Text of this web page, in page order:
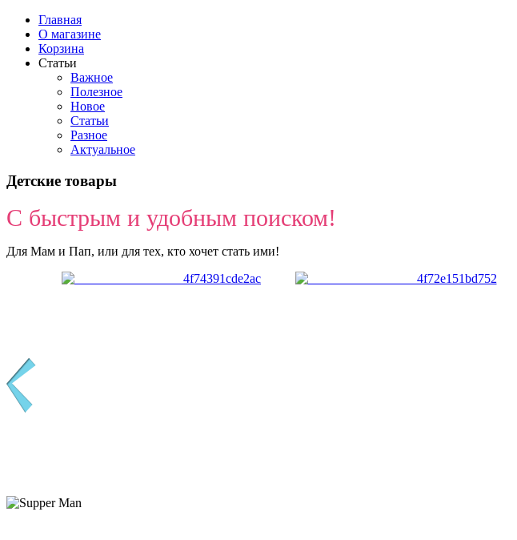
Главная
О магазине
Корзина
Статьи
Важное
Полезное
Новое
Статьи
Разное
Актуальное
Детские товары
С быстрым и удобным поиском!
Для Мам и Пап, или для тех, кто хочет стать ими!